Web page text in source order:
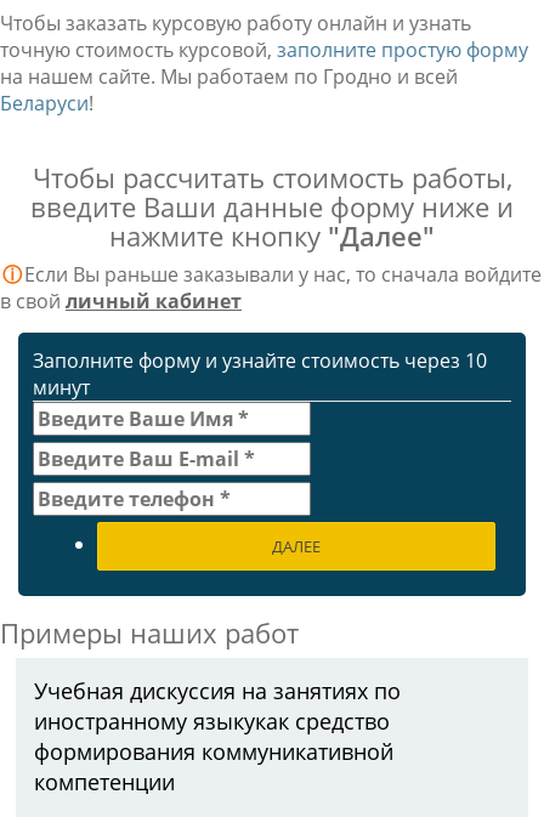
Чтобы заказать курсовую работу онлайн и узнать
точную стоимость курсовой, заполните простую форму
на нашем сайте. Мы работаем по Гродно и всей
Беларуси!
Чтобы рассчитать стоимость работы,
введите Ваши данные форму ниже и
нажмите кнопку "Далее"
ⓘЕсли Вы раньше заказывали у нас, то сначала войдите
в свой личный кабинет
Заполните форму и узнайте стоимость через 10
минут
ДАЛЕЕ
Примеры наших работ
Учебная дискуссия на занятиях по
иностранному языкукак средство
формирования коммуникативной
компетенции